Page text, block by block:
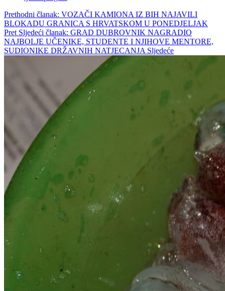
Prethodni članak: VOZAČI KAMIONA IZ BIH NAJAVILI
BLOKADU GRANICA S HRVATSKOM U PONEDJELJAK
Pret Sljedeći članak: GRAD DUBROVNIK NAGRADIO
NAJBOLJE UČENIKE, STUDENTE I NJIHOVE MENTORE,
SUDIONIKE DRŽAVNIH NATJECANJA Sljedeće